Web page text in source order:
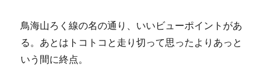
鳥海山ろく線の名の通り、いいビューポイントがあ
る。あとはトコトコと走り切って思ったよりあっと
いう間に終点。